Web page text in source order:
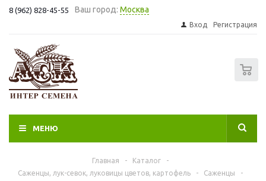
8 (962) 828-45-55 Ваш город: Москва
Вход Регистрация
МЕНЮ
Главная - Каталог
-
Саженцы, лук-севок, луковицы цветов, картофель
- Саженцы
-